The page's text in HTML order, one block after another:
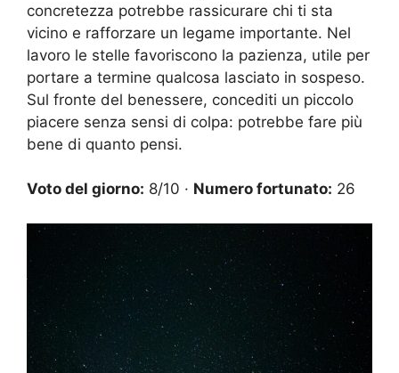
concretezza potrebbe rassicurare chi ti sta
vicino e rafforzare un legame importante. Nel
lavoro le stelle favoriscono la pazienza, utile per
portare a termine qualcosa lasciato in sospeso.
Sul fronte del benessere, concediti un piccolo
piacere senza sensi di colpa: potrebbe fare più
bene di quanto pensi.
Voto del giorno: 8/10 · Numero fortunato: 26